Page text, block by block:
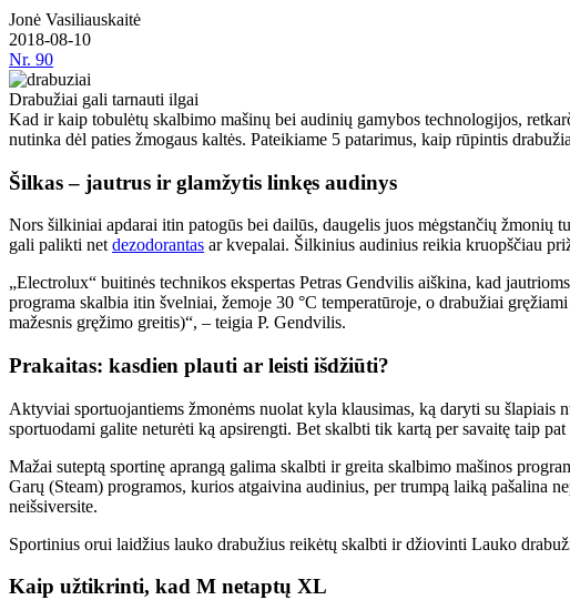
Jonė Vasiliauskaitė
2018-08-10
Nr. 90
Drabužiai gali tarnauti ilgai
Kad ir kaip tobulėtų skalbimo mašinų bei audinių gamybos technologijos,
nutinka dėl paties žmogaus kaltės. Pateikiame 5 patarimus, kaip rūpintis
Šilkas – jautrus ir glamžytis linkęs audinys
Nors šilkiniai apdarai itin patogūs bei dailūs, daugelis juos mėgstančių žmonių
gali palikti net dezodorantas ar kvepalai. Šilkinius audinius reikia kruopščiau
„Electrolux“ buitinės technikos ekspertas Petras Gendvilis aiškina, kad
programa skalbia itin švelniai, žemoje 30 °C temperatūroje, o drabužiai
mažesnis gręžimo greitis)“, – teigia P. Gendvilis.
Prakaitas: kasdien plauti ar leisti išdžiūti?
Aktyviai sportuojantiems žmonėms nuolat kyla klausimas, ką daryti su
sportuodami galite neturėti ką apsirengti. Bet skalbti tik kartą per savaitę taip pat
Mažai suteptą sportinę aprangą galima skalbti ir greita skalbimo mašinos
Garų (Steam) programos, kurios atgaivina audinius, per trumpą laiką pašalina
neišsiversite.
Sportinius orui laidžius lauko drabužius reikėtų skalbti ir džiovinti Lauko
Kaip užtikrinti, kad M netaptų XL